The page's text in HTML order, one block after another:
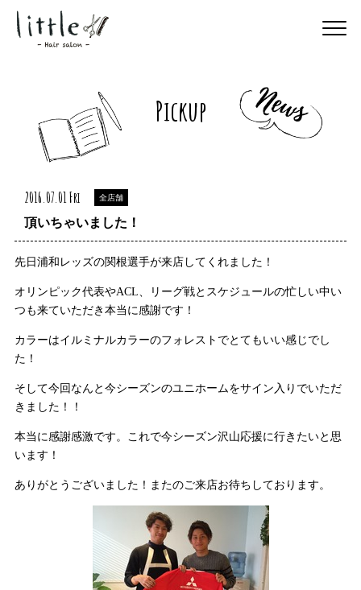
Pickup
2016.07.01 Fri 全店舗
頂いちゃいました！
先日浦和レッズの関根選手が来店してくれました！
オリンピック代表やACL、リーグ戦とスケジュールの忙しい中い
つも来ていただき本当に感謝です！
カラーはイルミナルカラーのフォレストでとてもいい感じでし
た！
そして今回なんと今シーズンのユニホームをサイン入りでいただ
きました！！
本当に感謝感激です。これで今シーズン沢山応援に行きたいと思
います！
ありがとうございました！またのご来店お待ちしております。